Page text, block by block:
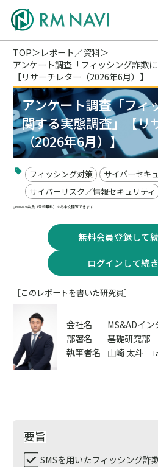
TOP
レポート／資料
アンケート調査「フィッシング詐欺に
【リサーチレター（2026年6月）】
アンケート調査「フィ
関する実態調査」【リ
（2026年6月）】
フィッシング対策 サイバーセキ
サイバーリスク／情報セキュリティ
RM NAVI会員（登録無料）のみ全文閲覧できます
無料会員登録して
ログインして続
［このレポートを書いた研究員］
会社名
MS&ADイ
部署名
基礎研究部
執筆者名
山崎 太斗
要旨
SMSを用いたフィッシング詐